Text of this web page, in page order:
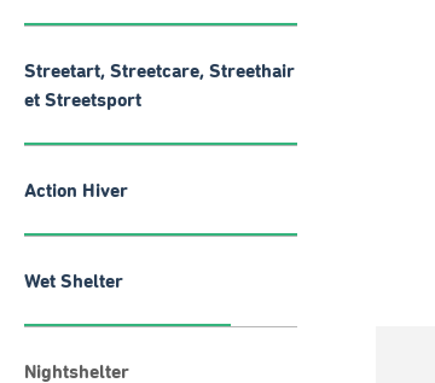
Streetart, Streetcare, Streethair
et Streetsport
Action Hiver
Wet Shelter
Nightshelter